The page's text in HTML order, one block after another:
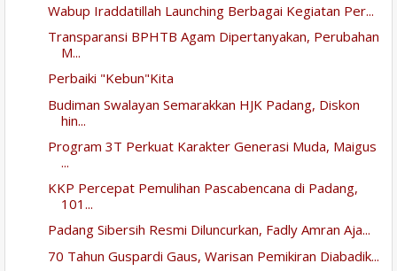
Wabup Iraddatillah Launching Berbagai Kegiatan Per...
Transparansi BPHTB Agam Dipertanyakan, Perubahan
M...
Perbaiki "Kebun"Kita
Budiman Swalayan Semarakkan HJK Padang, Diskon
hin...
Program 3T Perkuat Karakter Generasi Muda, Maigus
...
KKP Percepat Pemulihan Pascabencana di Padang,
101...
Padang Sibersih Resmi Diluncurkan, Fadly Amran Aja...
70 Tahun Guspardi Gaus, Warisan Pemikiran Diabadik...